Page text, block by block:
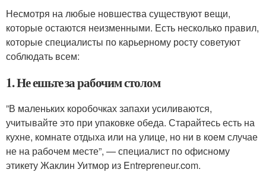
Несмотря на любые новшества существуют вещи,
которые остаются неизменными. Есть несколько правил,
которые специалисты по карьерному росту советуют
соблюдать всем:
1. Не ешьте за рабочим столом
”В маленьких коробочках запахи усиливаются,
учитывайте это при упаковке обеда. Старайтесь есть на
кухне, комнате отдыха или на улице, но ни в коем случае
не на рабочем месте”, — специалист по офисному
этикету Жаклин Уитмор из Entrepreneur.com.